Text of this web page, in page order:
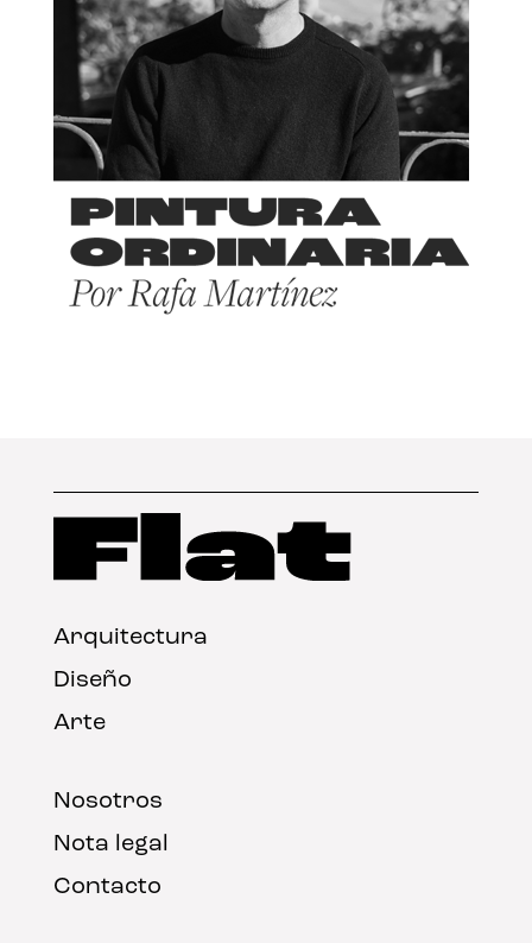
Arquitectura
Diseño
Arte
Nosotros
Nota legal
Contacto